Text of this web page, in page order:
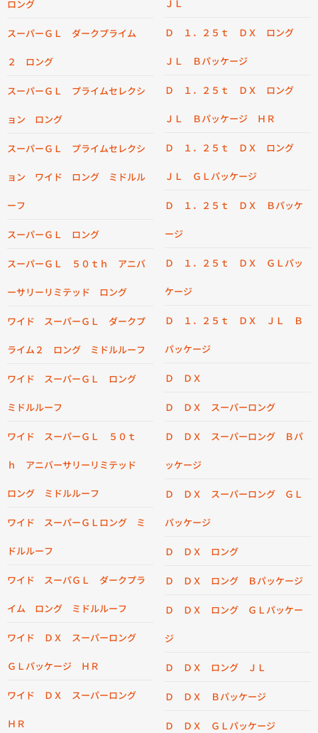
ロング
スーパーＧＬ ダークプライム
２ ロング
スーパーＧＬ プライムセレクシ
ョン ロング
スーパーＧＬ プライムセレクシ
ョン ワイド ロング ミドルル
ーフ
スーパーＧＬ ロング
スーパーＧＬ ５０ｔｈ アニバ
ーサリーリミテッド ロング
ワイド スーパーＧＬ ダークプ
ライム２ ロング ミドルルーフ
ワイド スーパーＧＬ ロング
ミドルルーフ
ワイド スーパーＧＬ ５０ｔ
ｈ アニバーサリーリミテッド
ロング ミドルルーフ
ワイド スーパーＧＬロング ミ
ドルルーフ
ワイド スーパＧＬ ダークプラ
イム ロング ミドルルーフ
ワイド ＤＸ スーパーロング
ＧＬパッケージ ＨＲ
ワイド ＤＸ スーパーロング
ＨＲ
ＪＬ
Ｄ １．２５ｔ ＤＸ ロング
ＪＬ Ｂパッケージ
Ｄ １．２５ｔ ＤＸ ロング
ＪＬ Ｂパッケージ ＨＲ
Ｄ １．２５ｔ ＤＸ ロング
ＪＬ ＧＬパッケージ
Ｄ １．２５ｔ ＤＸ Ｂパッケ
ージ
Ｄ １．２５ｔ ＤＸ ＧＬパッ
ケージ
Ｄ １．２５ｔ ＤＸ ＪＬ Ｂ
パッケージ
Ｄ ＤＸ
Ｄ ＤＸ スーパーロング
Ｄ ＤＸ スーパーロング Ｂパ
ッケージ
Ｄ ＤＸ スーパーロング ＧＬ
パッケージ
Ｄ ＤＸ ロング
Ｄ ＤＸ ロング Ｂパッケージ
Ｄ ＤＸ ロング ＧＬパッケー
ジ
Ｄ ＤＸ ロング ＪＬ
Ｄ ＤＸ Ｂパッケージ
Ｄ ＤＸ ＧＬパッケージ